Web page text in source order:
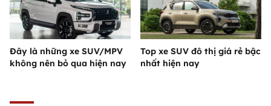
Đây là những xe SUV/MPV
không nên bỏ qua hiện nay
Top xe SUV đô thị giá rẻ bậc
nhất hiện nay